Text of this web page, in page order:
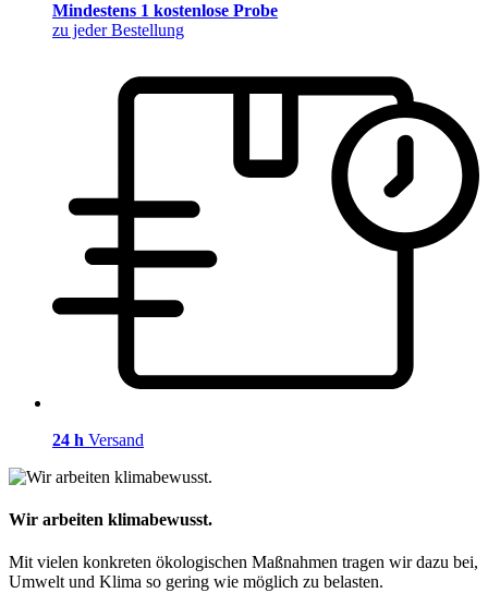
Mindestens 1 kostenlose Probe
zu jeder Bestellung
24 h Versand
Wir arbeiten klimabewusst.
Mit vielen konkreten ökologischen Maßnahmen tragen wir dazu bei,
Umwelt und Klima so gering wie möglich zu belasten.